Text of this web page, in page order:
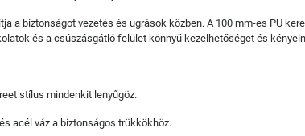
a biztonságot vezetés és ugrások közben. A 100 mm-es PU
és a csúszásgátló felület könnyű kezelhetőséget és
stílus mindenkit lenyűgöz.
acél váz a biztonságos trükkökhöz.